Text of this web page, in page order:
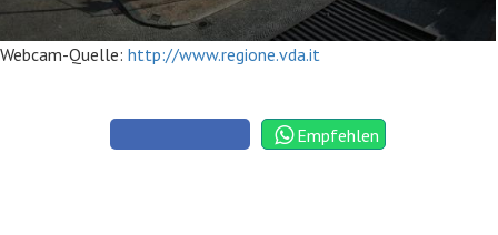
Webcam-Quelle: http://www.regione.vda.it
Empfehlen